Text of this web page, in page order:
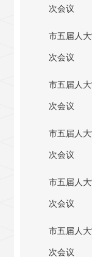
次会议
市五届人
次会议
市五届人
次会议
市五届人
次会议
市五届人
次会议
市五届人
次会议